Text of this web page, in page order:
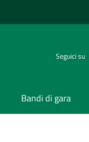
Seguici su
Bandi di gara